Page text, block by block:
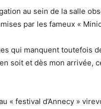
au sein de la salle
par les fameux «
qui manquent toutefois
soit et dès mon arrivée,
« festival d’Annecy »